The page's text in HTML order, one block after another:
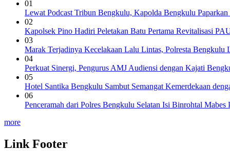
01
Lewat Podcast Tribun Bengkulu, Kapolda Bengkulu
02
Kapolsek Pino Hadiri Peletakan Batu Pertama Revitalisasi
03
Marak Terjadinya Kecelakaan Lalu Lintas, Polresta Bengkulu
04
Perkuat Sinergi, Pengurus AMJ Audiensi dengan Kajati
05
Hotel Santika Bengkulu Sambut Semangat Kemerdekaan
06
Penceramah dari Polres Bengkulu Selatan Isi Binrohtal
more
Link Footer